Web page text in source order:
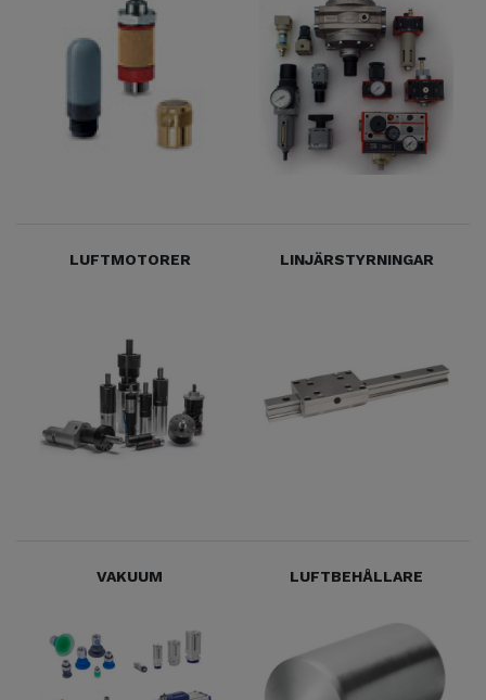
LUFTMOTORER LINJÄRSTYRNINGAR
VAKUUM LUFTBEHÅLLARE